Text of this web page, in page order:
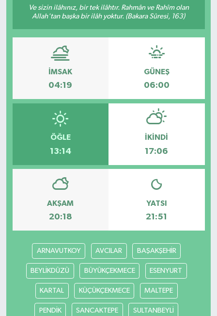
Ve sizin ilâhınız, bir tek ilâhtır. Rahmân ve Rahîm olan
Allah'tan başka bir ilâh yoktur. (Bakara Sûresi, 163)
İMSAK
04:19
GÜNEŞ
06:00
ÖĞLE
13:14
İKINDI
17:06
AKŞAM
20:18
YATSI
21:51
ARNAVUTKOY AVCILAR BAŞAKŞEHİR
BEYLİKDÜZÜ BÜYÜKÇEKMECE ESENYURT
KARTAL KÜÇÜKÇEKMECE MALTEPE
PENDİK SANCAKTEPE SULTANBEYLİ
RESMİ İLANLAR